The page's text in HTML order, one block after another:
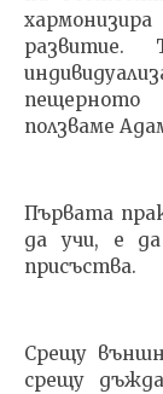
ползваме
Първата
да учи, е
присъства.
Срещу
срещу